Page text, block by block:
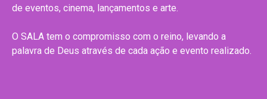
de eventos, cinema, lançamentos e arte.
O SALA tem o compromisso com o reino, levando a
palavra de Deus através de cada ação e evento realizado.